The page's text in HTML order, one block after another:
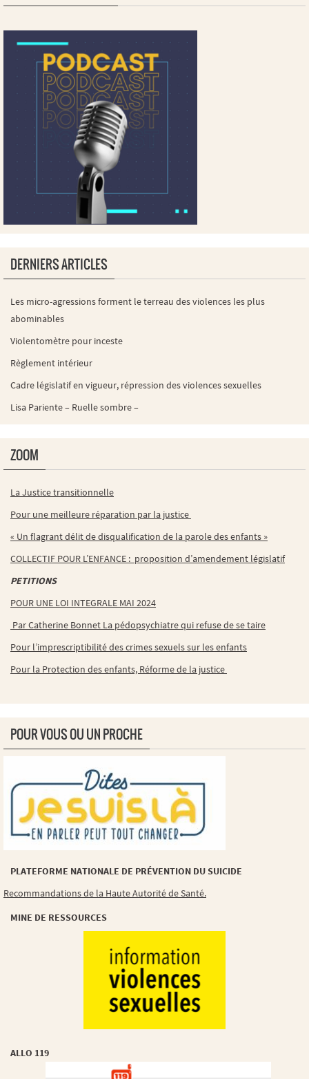
DERNIERS ARTICLES
Les micro-agressions forment le terreau des violences les plus
abominables
Violentomètre pour inceste
Règlement intérieur
Cadre législatif en vigueur, répression des violences sexuelles
Lisa Pariente – Ruelle sombre –
ZOOM
La Justice transitionnelle
Pour une meilleure réparation par la justice
« Un flagrant délit de disqualification de la parole des enfants »
COLLECTIF POUR L’ENFANCE : proposition d’amendement législatif
PETITIONS
POUR UNE LOI INTEGRALE MAI 2024
Par Catherine Bonnet La pédopsychiatre qui refuse de se taire
Pour l’imprescriptibilité des crimes sexuels sur les enfants
Pour la Protection des enfants, Réforme de la justice
POUR VOUS OU UN PROCHE
PLATEFORME NATIONALE DE PRÉVENTION DU SUICIDE
Recommandations de la Haute Autorité de Santé.
MINE DE RESSOURCES
ALLO 119